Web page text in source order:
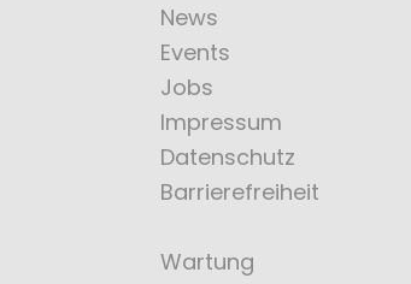
News
Events
Jobs
Impressum
Datenschutz
Barrierefreiheit
Wartung